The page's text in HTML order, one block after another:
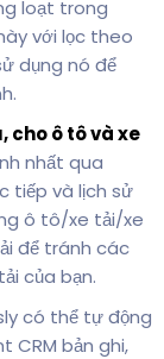
loạt trong
với lọc theo
dụng nó để
cho ô tô và xe
nhất qua
tiếp và lịch sử
ô tô/xe tải/xe
để tránh các
của bạn.
có thể tự động
CRM bản ghi,